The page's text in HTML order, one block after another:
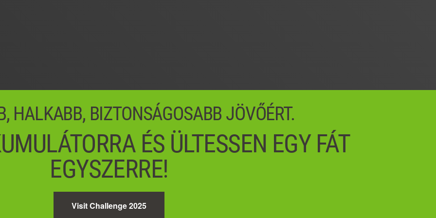
HALKABB, BIZTONSÁGOSABB JÖVŐÉRT.
ÉS ÜLTESSEN EGY FÁT
EGYSZERRE!
Visit Challenge 2025